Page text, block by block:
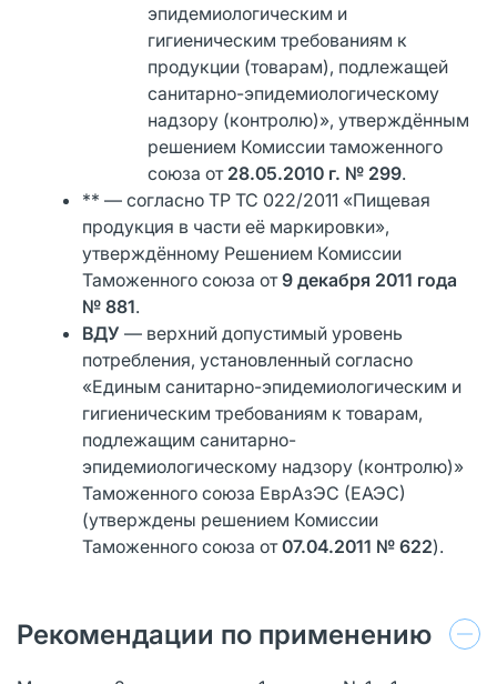
эпидемиологическим и
гигиеническим требованиям к
продукции (товарам), подлежащей
санитарно-эпидемиологическому
надзору (контролю)», утверждённым
решением Комиссии таможенного
союза от 28.05.2010 г. № 299.
** — согласно ТР ТС 022/2011 «Пищевая
продукция в части её маркировки»,
утверждённому Решением Комиссии
Таможенного союза от9 декабря 2011 года
№ 881.
ВДУ — верхний допустимый уровень
потребления, установленный согласно
«Единым санитарно-эпидемиологическим и
гигиеническим требованиям к товарам,
подлежащим санитарно-
эпидемиологическому надзору (контролю)»
Таможенного союза ЕврАзЭС (ЕАЭС)
(утверждены решением Комиссии
Таможенного союза от07.04.2011 № 622).
Рекомендации по применению